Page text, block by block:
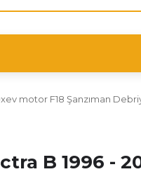
motor F18 Şanzıman
B 1996 -